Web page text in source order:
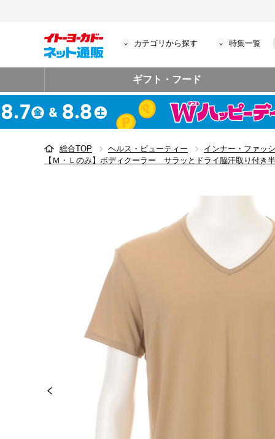
カテゴリから探す 特集一覧
ギフト・フード
総合TOP ヘルス・ビューティー
インナー・ファッ
【Ｍ・Ｌのみ】ボディクーラー サラッとドライ脇汗取り付き